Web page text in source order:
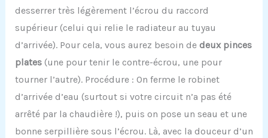
desserrer très légèrement l’écrou du raccord
supérieur (celui qui relie le radiateur au tuyau
d’arrivée). Pour cela, vous aurez besoin de deux pinces
plates(une pour tenir le contre-écrou, une pour
tourner l’autre). Procédure : On ferme le robinet
d’arrivée d’eau (surtout si votre circuit n’a pas été
arrêté par la chaudière !), puis on pose un seau et une
bonne serpillière sous l’écrou. Là, avec la douceur d’un